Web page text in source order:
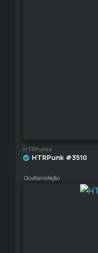
HTRPunks
HTRPunk #3510
Ocultar coleção